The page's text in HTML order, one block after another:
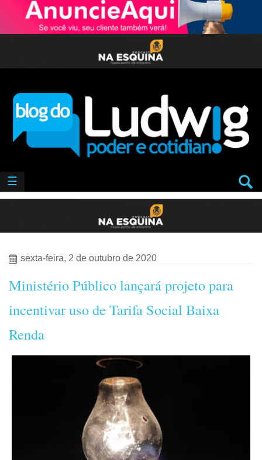
☰
sexta-feira, 2 de outubro de 2020
Ministério Público lançará projeto para
incentivar uso de Tarifa Social Baixa
Renda